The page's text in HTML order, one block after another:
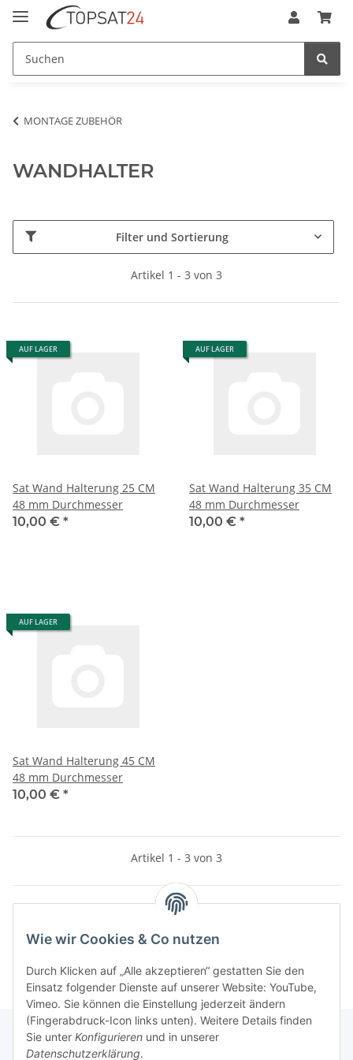
Wie wir Cookies & Co nutzen
Durch Klicken auf „Alle akzeptieren“ gestatten Sie den
Einsatz folgender Dienste auf unserer Website: YouTube,
Vimeo. Sie können die Einstellung jederzeit ändern
(Fingerabdruck-Icon links unten). Weitere Details finden
Sie unter Konfigurieren und in unserer
Datenschutzerklärung.
MONTAGE ZUBEHÖR
WANDHALTER
Filter und Sortierung
Artikel 1 - 3 von 3
AUF LAGER
Sat Wand Halterung 25 CM
48 mm Durchmesser
10,00 € *
AUF LAGER
Sat Wand Halterung 35 CM
48 mm Durchmesser
10,00 € *
AUF LAGER
Sat Wand Halterung 45 CM
48 mm Durchmesser
10,00 € *
Artikel 1 - 3 von 3
Kategorien